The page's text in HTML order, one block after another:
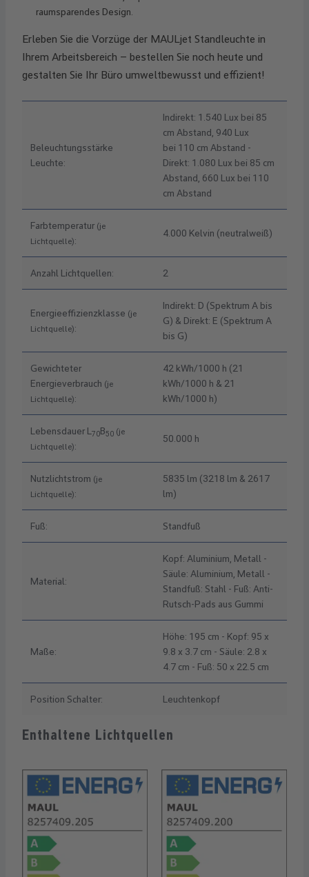
raumsparendes Design.
Erleben Sie die Vorzüge der MAULjet Standleuchte in
Ihrem Arbeitsbereich – bestellen Sie noch heute und
gestalten Sie Ihr Büro umweltbewusst und effizient!
Beleuchtungsstärke
Leuchte:
Indirekt: 1.540 Lux bei 85
cm Abstand, 940 Lux
bei 110 cm Abstand -
Direkt: 1.080 Lux bei 85 cm
Abstand, 660 Lux bei 110
cm Abstand
Farbtemperatur (je
Lichtquelle):
4.000 Kelvin (neutralweiß)
Anzahl Lichtquellen: 2
Energieeffizienzklasse (je
Lichtquelle):
Indirekt: D (Spektrum A bis
G) & Direkt: E (Spektrum A
bis G)
Gewichteter
Energieverbrauch (je
Lichtquelle):
42 kWh/1000 h (21
kWh/1000 h & 21
kWh/1000 h)
Lebensdauer L 70B50 (je
Lichtquelle):
50.000 h
Nutzlichtstrom (je
Lichtquelle):
5835 lm (3218 lm & 2617
lm)
Fuß: Standfuß
Material:
Kopf: Aluminium, Metall -
Säule: Aluminium, Metall -
Standfuß: Stahl - Fuß: Anti-
Rutsch-Pads aus Gummi
Maße:
Höhe: 195 cm - Kopf: 95 x
9.8 x 3.7 cm - Säule: 2.8 x
4.7 cm - Fuß: 50 x 22.5 cm
Position Schalter: Leuchtenkopf
Enthaltene Lichtquellen